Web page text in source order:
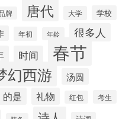
牌 唐代 大学 学校
年初 年龄 很多人
时间 春节
幻西游 汤圆
的是 礼物 红包 考生